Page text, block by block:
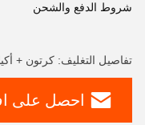
شروط الدفع والشحن
تفاصيل التغليف: كرتون +
احصل على